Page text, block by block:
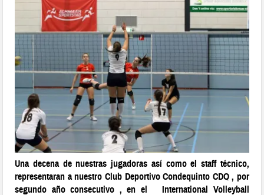
Una decena de nuestras jugadoras así como el staff técnico,
representaran a nuestro Club Deportivo Condequinto CDQ , por
segundo año consecutivo , en el International Volleyball